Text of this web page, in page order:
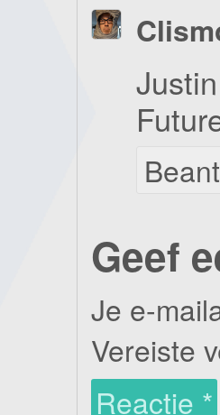
Geef
Je e-
Vereiste
Reactie *